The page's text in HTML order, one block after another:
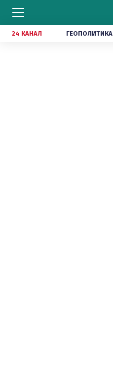
24 КАНАЛ ГЕОПОЛИТИКА